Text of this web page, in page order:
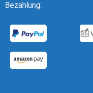
Bezahlung: